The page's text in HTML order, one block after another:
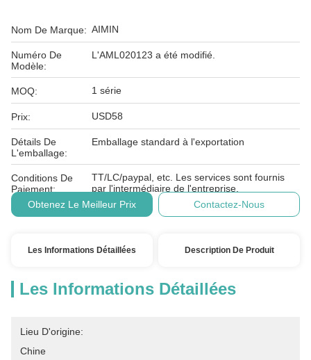
Nom De Marque: AIMIN
Numéro De
Modèle:
L'AML020123 a été modifié.
MOQ: 1 série
Prix: USD58
Détails De
L'emballage:
Emballage standard à l'exportation
Conditions De
Paiement:
TT/LC/paypal, etc. Les services sont fournis
par l'intermédiaire de l'entreprise.
Obtenez Le Meilleur Prix
Contactez-Nous
Les Informations Détaillées Description De Produit
Les Informations Détaillées
Lieu D'origine:
Chine